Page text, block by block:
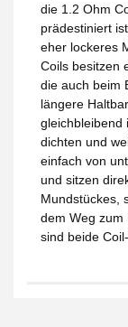
die 1.2 Ohm
prädestiniert
eher lockeres
Coils besitzen
die auch beim
längere
gleichbleibend
dichten und
einfach von
und sitzen
Mundstückes,
dem Weg zum
sind beide